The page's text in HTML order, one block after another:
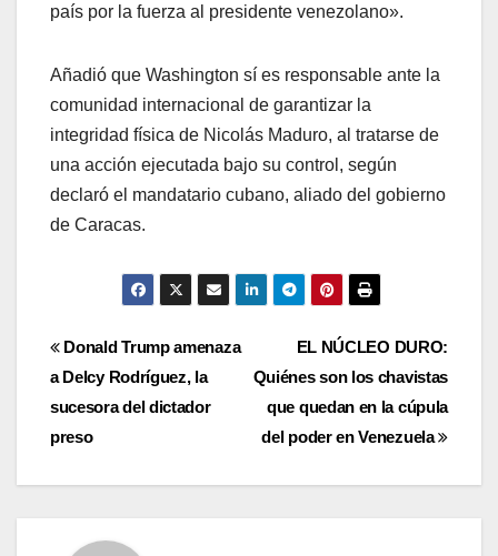
país por la fuerza al presidente venezolano».
Añadió que Washington sí es responsable ante la
comunidad internacional de garantizar la
integridad física de Nicolás Maduro, al tratarse de
una acción ejecutada bajo su control, según
declaró el mandatario cubano, aliado del gobierno
de Caracas.
Navegación
de
entradas
EL NÚCLEO DURO:
Quiénes son los chavistas
que quedan en la cúpula
del poder en Venezuela
Donald Trump amenaza
a Delcy Rodríguez, la
sucesora del dictador
preso